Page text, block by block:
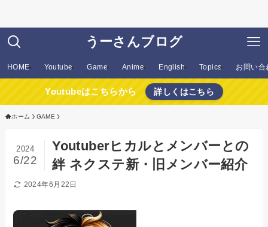
うーさんブログ
HOME Youtube Game Anime English Topics お問い合
Youtubeはこちらから 詳しくはこちら
ホーム GAME
Youtuberヒカルとメンバーとの
絆 ネクステ新・旧メンバー紹介
2024
6/22
2024年6月22日